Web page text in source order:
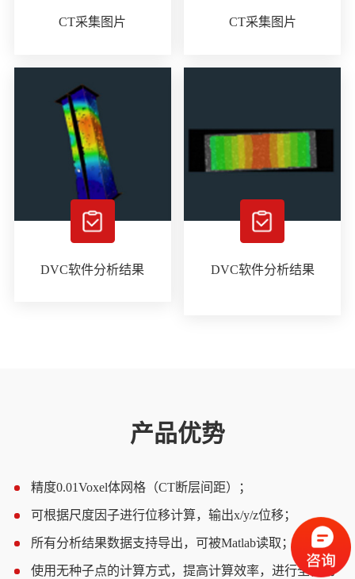
CT采集图片 CT采集图片
DVC软件分析结果 DVC软件分析结果
产品优势
1 精度0.01Voxel体网格（CT断层间距）；
2 可根据尺度因子进行位移计算，输出x/y/z位移；
3 所有分析结果数据支持导出，可被Matlab读取；
4
使用无种子点的计算方式，提高计算效率，进行全自动